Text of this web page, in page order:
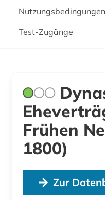
Test-Zugänge
Frühen
1800)
Zur